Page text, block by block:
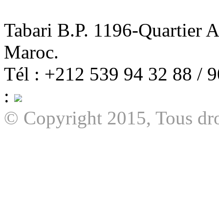
Tabari B.P. 1196-Quartier
Maroc.
Tél : +212 539 94 32 88 /
:
© Copyright 2015, Tous